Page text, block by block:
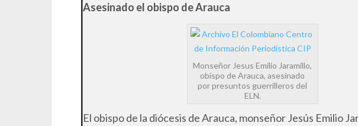
Asesinado el obispo de Arauca
Monseñor Jesus Emilio Jaramillo,
obispo de Arauca, asesinado
por presuntos guerrilleros del
ELN.
El obispo de la diócesis de Arauca, monseñor Jesús Emilio